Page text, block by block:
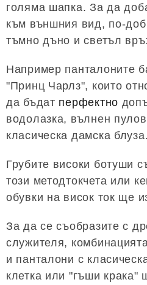
голяма шапка. За да
към външния вид, по-
тъмно дъно и светъл
Например панталоните
"Принц Чарлз", които
да бъдат перфектно
водолазка, вълнен
класическа дамска блуза.
Грубите високи ботуши
този методтокчета или
обувки на висок ток ще
За да се съобразите с
служителя,
и панталони с
клетка или "гъши крака"